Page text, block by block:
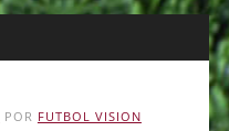
POR FUTBOL VISION